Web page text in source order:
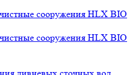
сооружения HLX BIO
сооружения HLX BIO